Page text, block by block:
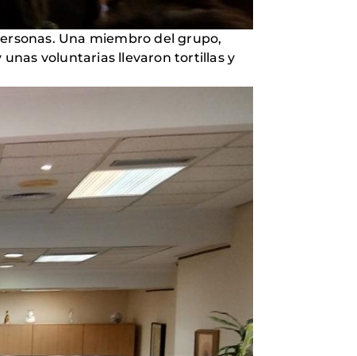
Una miembro del grupo,
unas voluntarias llevaron tortillas y